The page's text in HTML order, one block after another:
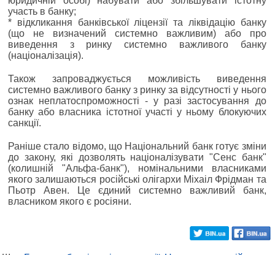
участь в банку;
* відкликання банківської ліцензії та ліквідацію банку
(що не визначений системно важливим) або про
виведення з ринку системно важливого банку
(націоналізація).
Також запроваджується можливість виведення
системно важливого банку з ринку за відсутності у нього
ознак неплатоспроможності - у разі застосування до
банку або власника істотної участі у ньому блокуючих
санкції.
Раніше стало відомо, що Національний банк готує зміни
до закону, які дозволять націоналізувати "Сенс банк"
(колишній "Альфа-банк"), номінальними власниками
якого залишаються російські олігархи Міхаіл Фрідман та
Пьотр Авен. Це єдиний системно важливий банк,
власником якого є росіяни.